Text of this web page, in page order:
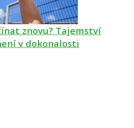
znovu? Tajemství
v dokonalosti